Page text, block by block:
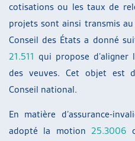
cotisations ou les taux de
projets sont ainsi transmis
Conseil des États a donné
21.511 qui propose
des veuves. Cet objet est
Conseil national.
En matière d’assurance-
adopté la motion25.3006